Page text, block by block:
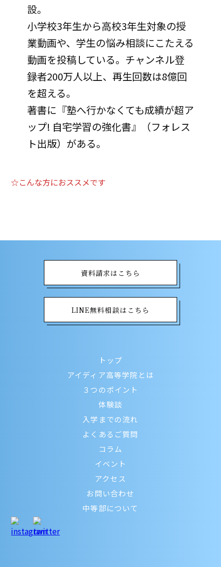
設。
小学校3年生から高校3年生対象の授
業動画や、学生の悩み相談にこたえる
動画を投稿している。チャンネル登
録者200万人以上、再生回数は8億回
を超える。
著書に『塾へ行かなくても成績が超ア
ップ! 自宅学習の強化書』（フォレス
ト出版）がある。
☆こんな方におススメです
資料請求はこちら
LINE無料相談はこちら
トップ
アイディア高等学院とは
３つのポイント
体験談
入学までの流れ
よくあるご質問
コラム
イベント
アクセス
お問い合わせ
中等部について